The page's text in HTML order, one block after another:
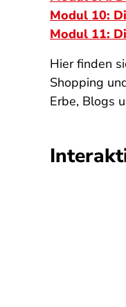
Modul 10:
Modul 11:
Hier finden
Shopping
Erbe, Blogs